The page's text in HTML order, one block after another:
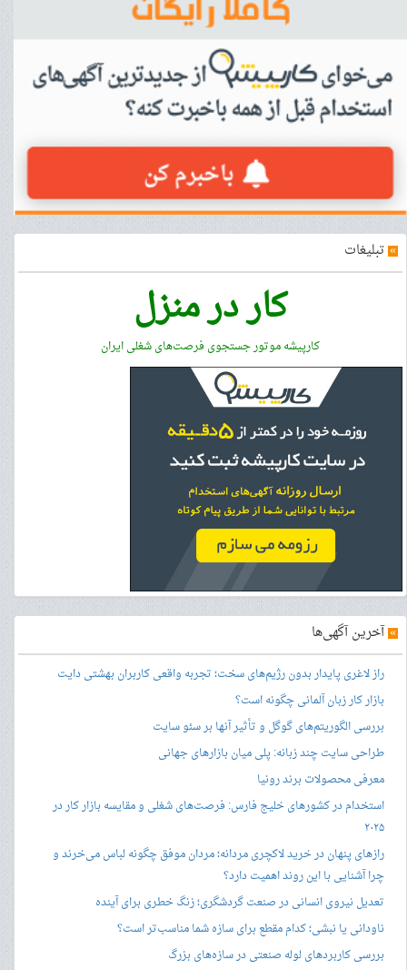
» تبلیغات
کار در منزل
کارپیشه موتور جستجوی فرصت‌های شغلی ایران
»آخرین آگهی‌ها
راز لاغری پایدار بدون رژیم‌های سخت؛ تجربه واقعی کاربران بهشتی دایت
بازار کار زبان آلمانی چگونه است؟
بررسی الگوریتم‌های گوگل و تأثیر آنها بر سئو سایت
طراحی سایت چند زبانه: پلی میان بازارهای جهانی
معرفی محصولات برند رونیا
استخدام در کشورهای خلیج فارس: فرصت‌های شغلی و مقایسه بازار کار در
۲۰۲۵
رازهای پنهان در خرید لاکچری مردانه؛ مردان موفق چگونه لباس می‌خرند و
چرا آشنایی با این روند اهمیت دارد؟
تعدیل نیروی انسانی در صنعت گردشگری؛ زنگ خطری برای آینده
ناودانی یا نبشی؛ کدام مقطع برای سازه شما مناسب‌تر است؟
بررسی کاربردهای لوله صنعتی در سازه‌های بزرگ